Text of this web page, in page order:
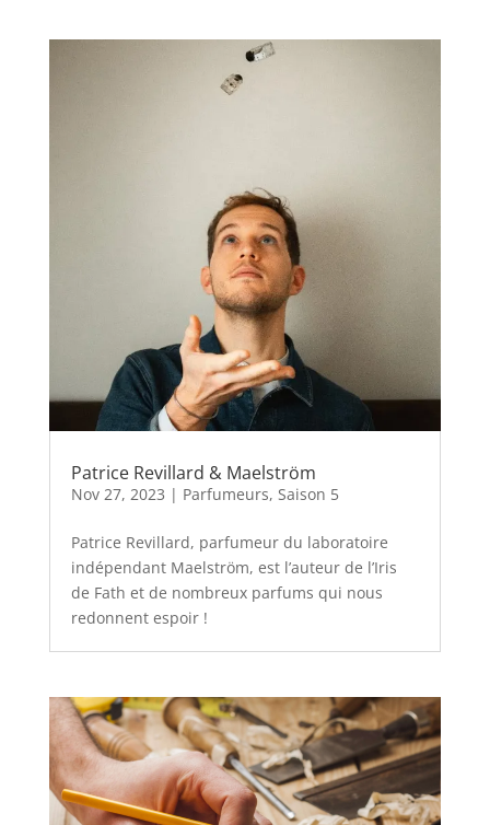
Patrice Revillard & Maelström
Nov 27, 2023 | Parfumeurs, Saison 5
Patrice Revillard, parfumeur du laboratoire
indépendant Maelström, est l’auteur de l’Iris
de Fath et de nombreux parfums qui nous
redonnent espoir !